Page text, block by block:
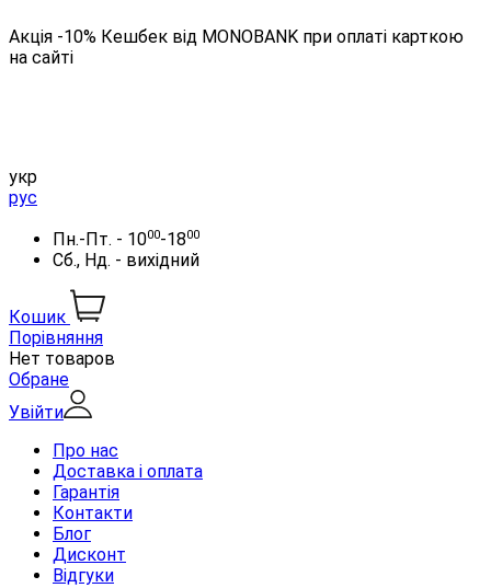
Акція -10% Кешбек від MONOBANK при оплаті карткою
на сайті
укр
рус
Пн.-Пт. - 1000-1800
Сб., Нд. - вихідний
Кошик
Порівняння
Нет товаров
Обране
Увійти
Про нас
Доставка і оплата
Гарантія
Контакти
Блог
Дисконт
Відгуки